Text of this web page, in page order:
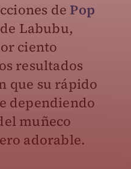
dePop
Labubu,
ciento
resultados
que su rápido
dependiendo
muñeco
adorable.